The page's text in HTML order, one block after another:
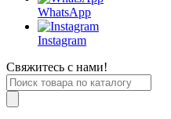
WhatsApp
Instagram
Свяжитесь с нами!